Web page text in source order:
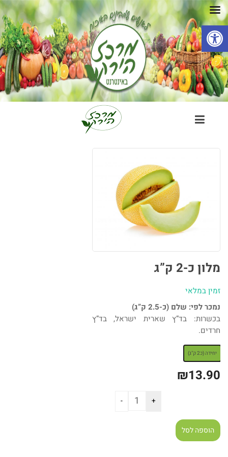
פתח סרגל נגישות
מלון כ-2 ק”ג
זמין במלאי
נמכר לפי: שלם (כ-2.5 ק”ג)
בכשרות: בד”ץ שארית ישראל, בד”ץ
חרדים.
יחידה (כ2 ק"ג)
₪13.90
הוספה לסל